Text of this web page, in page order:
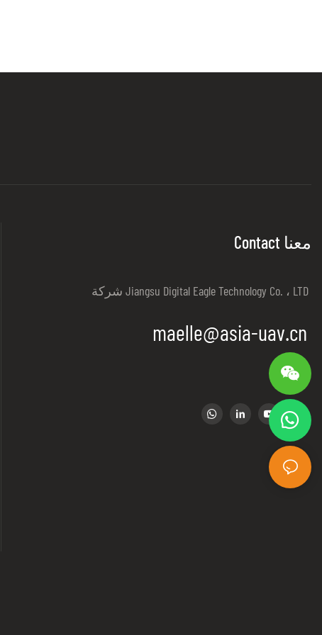
Contact معنا
شركة Jiangsu Digital Eagle Technology Co. ، LTD
maelle@asia-uav.cn